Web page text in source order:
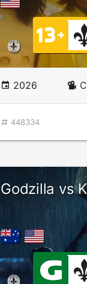
2026
448334
Godzilla vs